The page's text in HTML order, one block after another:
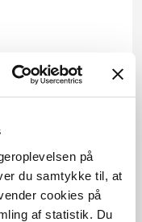
på
du samtykke til, at
cookies på
af statistik. Du